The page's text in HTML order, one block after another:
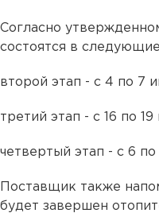
Согласно
состоятся в
второй этап - с 4 по 7
третий этап - с 16 по 19
четвертый этап - с 6 по
Поставщик также
будет завершен